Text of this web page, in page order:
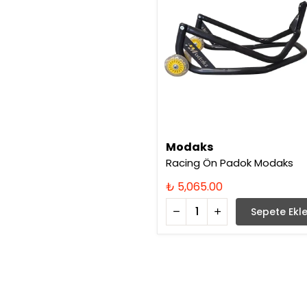
Modaks
Racing Ön Padok Modaks
₺ 5,065.00
Sepete